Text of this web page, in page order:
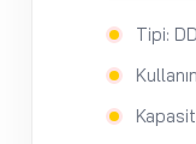
Tipi: